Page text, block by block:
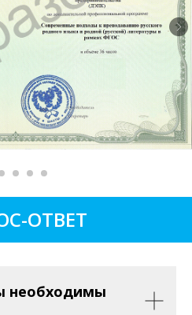
ОТВЕТ
необходимы